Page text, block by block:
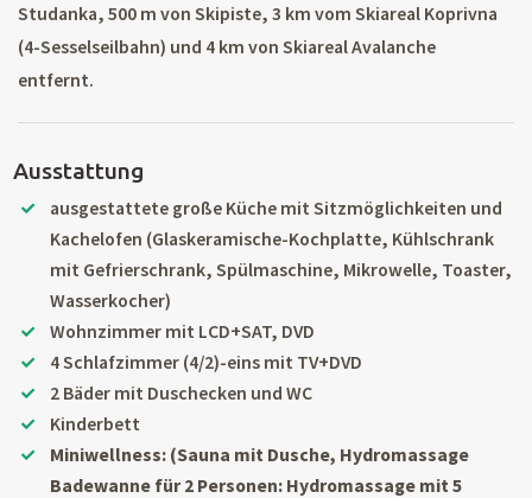
Studanka, 500 m von Skipiste, 3 km vom Skiareal Koprivna
(4-Sesselseilbahn) und 4 km von Skiareal Avalanche
entfernt.
Ausstattung
ausgestattete große Küche mit Sitzmöglichkeiten und
Kachelofen (Glaskeramische-Kochplatte, Kühlschrank
mit Gefrierschrank, Spülmaschine, Mikrowelle, Toaster,
Wasserkocher)
Wohnzimmer mit LCD+SAT, DVD
4 Schlafzimmer (4/2)-eins mit TV+DVD
2 Bäder mit Duschecken und WC
Kinderbett
Miniwellness: (Sauna mit Dusche, Hydromassage
Badewanne für 2 Personen: Hydromassage mit 5